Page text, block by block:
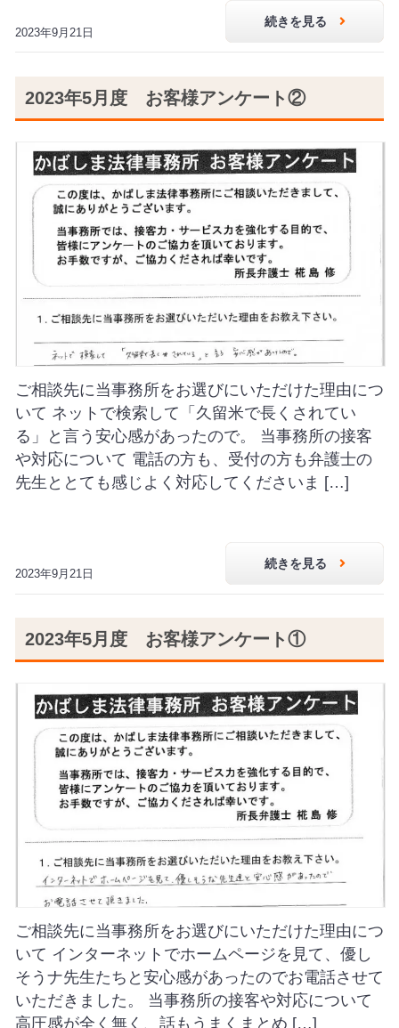
2023年9月21日
続きを見る
2023年5月度 お客様アンケート②
ご相談先に当事務所をお選びにいただけた理由につ
いて ネットで検索して「久留米で長くされてい
る」と言う安心感があったので。 当事務所の接客
や対応について 電話の方も、受付の方も弁護士の
先生ととても感じよく対応してくださいま […]
2023年9月21日
続きを見る
2023年5月度 お客様アンケート①
ご相談先に当事務所をお選びにいただけた理由につ
いて インターネットでホームページを見て、優し
そうナ先生たちと安心感があったのでお電話させて
いただきました。 当事務所の接客や対応について
高圧感が全く無く、話もうまくまとめ […]